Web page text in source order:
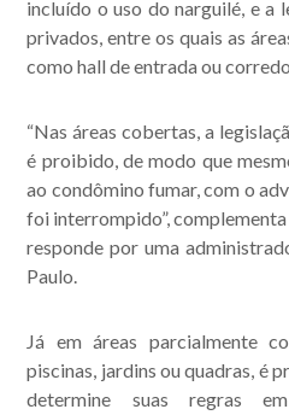
incluído o uso do narguilé, e a
privados, entre os quais as
como hall de entrada ou
“Nas áreas cobertas, a
é proibido, de modo que
ao condômino fumar, com o
foi interrompido”,
responde por uma
Paulo.
Já em áreas parcialmente
piscinas, jardins ou quadras, é
determine suas regras